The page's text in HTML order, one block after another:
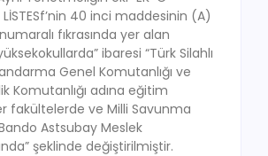
LİSTESf’nin 40 inci maddesinin (A)
fıkrasında yer alan
ibaresi “Türk Silahlı
Genel Komutanlığı ve
Komutanlığı adına eğitim
fakültelerde ve Milli Savunma
Astsubay Meslek
şeklinde değiştirilmiştir.